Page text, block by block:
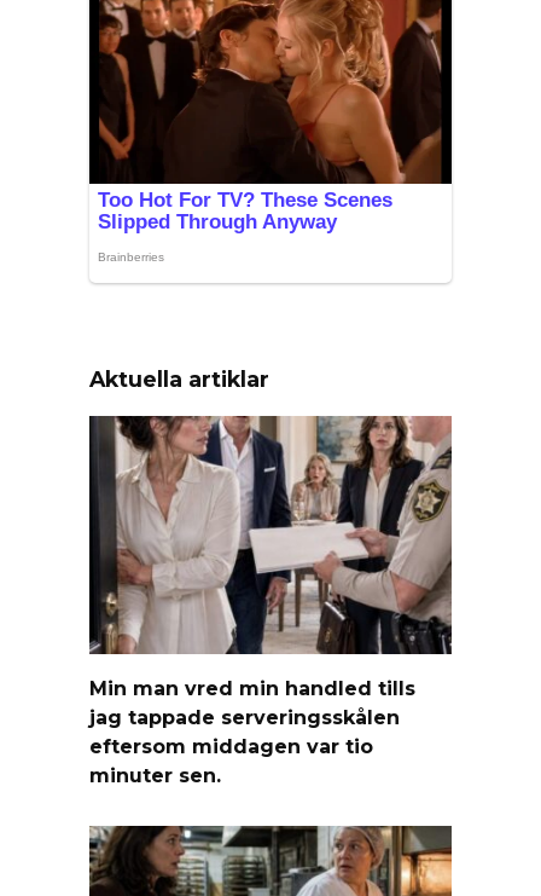
Aktuella artiklar
Min man vred min handled tills
jag tappade serveringsskålen
eftersom middagen var tio
minuter sen.